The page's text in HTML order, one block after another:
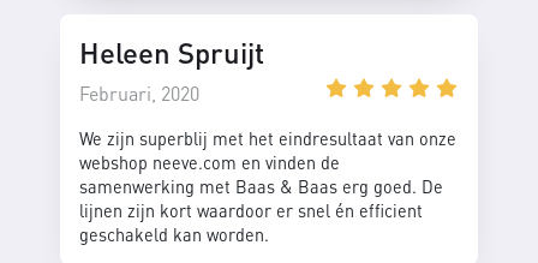
Heleen Spruijt
Februari, 2020
We zijn superblij met het eindresultaat van onze
webshop neeve.com en vinden de
samenwerking met Baas & Baas erg goed. De
lijnen zijn kort waardoor er snel én efficient
geschakeld kan worden.